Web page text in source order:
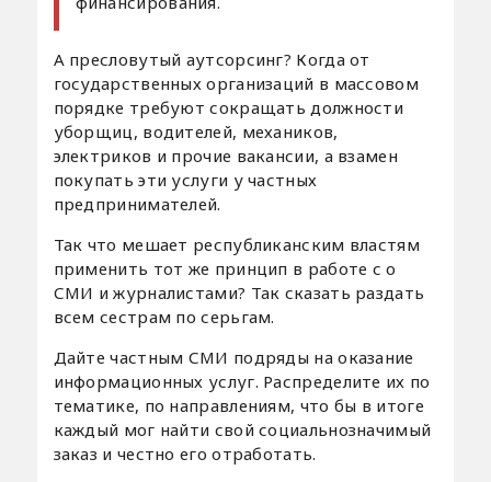
А пресловутый аутсорсинг? Когда от
государственных организаций в массовом
порядке требуют сокращать должности
уборщиц, водителей, механиков,
электриков и прочие вакансии, а взамен
покупать эти услуги у частных
предпринимателей.
Так что мешает республиканским властям
применить тот же принцип в работе с о
СМИ и журналистами? Так сказать раздать
всем сестрам по серьгам.
Дайте частным СМИ подряды на оказание
информационных услуг. Распределите их по
тематике, по направлениям, что бы в итоге
каждый мог найти свой социальнозначимый
заказ и честно его отработать.